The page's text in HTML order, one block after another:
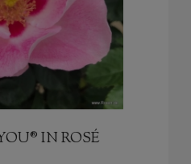
IN ROSÉ